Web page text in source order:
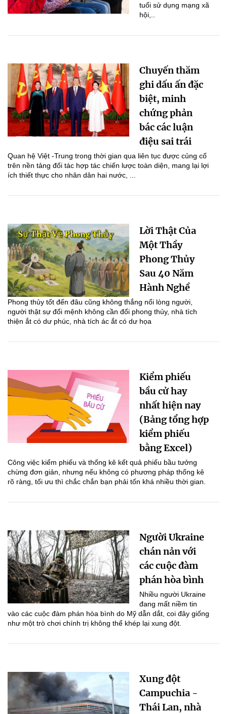
tuổi sử dụng mạng xã
hội,..
Chuyến thăm
ghi dấu ấn đặc
biệt, minh
chứng phản
bác các luận
điệu sai trái
Quan hệ Việt -Trung trong thời gian qua liên tục được củng cố
trên nền tảng đối tác hợp tác chiến lược toàn diện, mang lại lợi
ích thiết thực cho nhân dân hai nước, ...
Lời Thật Của
Một Thầy
Phong Thủy
Sau 40 Năm
Hành Nghề
Phong thủy tốt đến đâu cũng không thắng nổi lòng người,
người thật sự đổi mệnh không cần đổi phong thủy, nhà tích
thiện ắt có dư phúc, nhà tích ác ắt có dư họa
Kiểm phiếu
bầu cử hay
nhất hiện nay
(Bảng tổng hợp
kiểm phiếu
bằng Excel)
Công việc kiểm phiếu và thống kê kết quả phiếu bầu tưởng
chừng đơn giản, nhưng nếu không có phương pháp thống kê
rõ ràng, tối ưu thì chắc chắn bạn phải tốn khá nhiều thời gian.
Người Ukraine
chán nản với
các cuộc đàm
phán hòa bình
Nhiều người Ukraine
đang mất niềm tin
vào các cuộc đàm phán hòa bình do Mỹ dẫn dắt, coi đây giống
như một trò chơi chính trị không thể khép lại xung đột.
Xung đột
Campuchia -
Thái Lan, nhà